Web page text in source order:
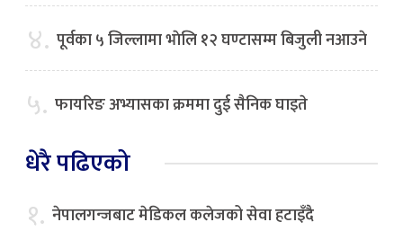
४. पूर्वका ५ जिल्लामा भाेलि १२ घण्टासम्म बिजुली नआउने
५. फायरिङ अभ्यासका क्रममा दुई सैनिक घाइते
धेरै पढिएको
१. नेपालगन्जबाट मेडिकल कलेजको सेवा हटाइँदै